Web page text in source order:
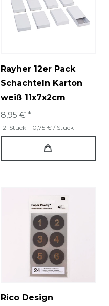
Rayher 12er Pack
Schachteln Karton
weiß 11x7x2cm
8,95 € *
12 Stück | 0,75 € / Stück
Rico Design